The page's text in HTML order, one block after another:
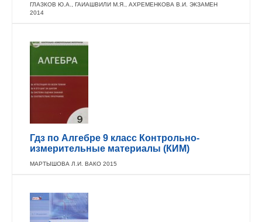
ГЛАЗКОВ Ю.А., ГАИАШВИЛИ М.Я., АХРЕМЕНКОВА В.И. ЭКЗАМЕН
2014
Гдз по Алгебре 9 класс Контрольно-
измерительные материалы (КИМ)
МАРТЫШОВА Л.И. ВАКО 2015